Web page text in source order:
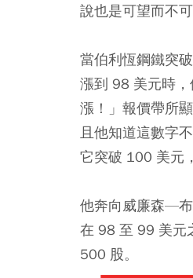
說也是可望而不
當伯利恆鋼鐵突
漲到 98 美元時
漲！」報價帶所
且他知道這數字
它突破 100 美元
他奔向威廉森—
在 98 至 99 美元
500 股。